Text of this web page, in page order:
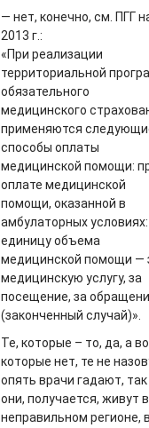
— нет, конечно, см. ПГГ
2013 г.:
«При реализации
территориальной
обязательного
медицинского
применяются
способы оплаты
медицинской помощи:
оплате медицинской
помощи, оказанной в
амбулаторных
единицу объема
медицинской помощи —
медицинскую услугу, за
посещение, за
(законченный случай)».
Те, которые – то, да, а
которые нет, те не
опять врачи гадают,
они, получается, живут в
неправильном регионе,